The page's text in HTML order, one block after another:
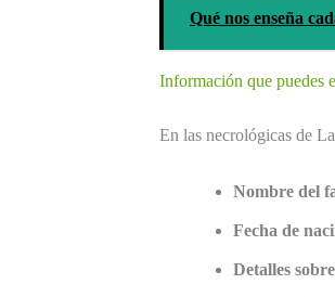
Qué nos enseña
Información que puedes
En las necrológicas de
Nombre del
Fecha de
Detalles